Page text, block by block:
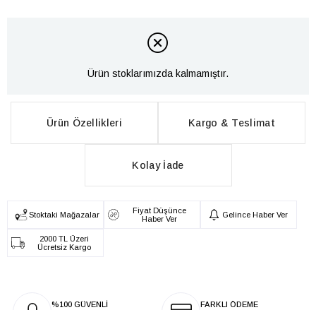
Ürün stoklarımızda kalmamıştır.
Ürün Özellikleri Kargo & Teslimat
Kolay İade
Stoktaki Mağazalar
Fiyat Düşünce
Haber Ver
Gelince Haber Ver
2000 TL Üzeri
Ücretsiz Kargo
%100 GÜVENLİ
FARKLI ÖDEME